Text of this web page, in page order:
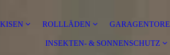
ROLLLÄDEN GARAGENTORE
INSEKTEN- & SONNENSCHUTZ